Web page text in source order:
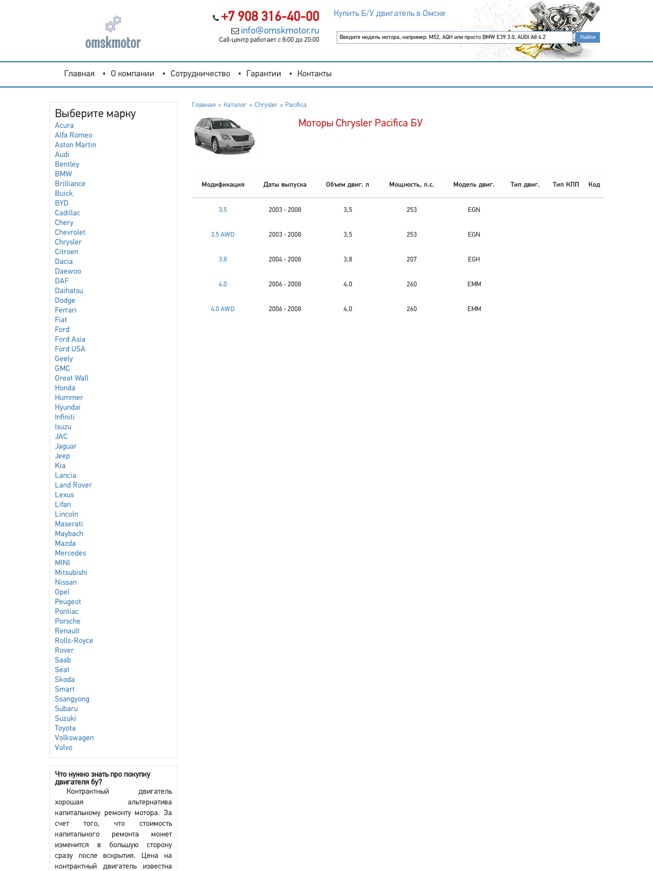
+7 908 316-40-00
info@omskmotor.ru
Call-центр работает с 8:00 до 20:00
Купить Б/У двигатель в Омске
Главная О компании Сотрудничество Гарантии Контакты
Выберите марку
Acura
Alfa Romeo
Aston Martin
Audi
Bentley
BMW
Brilliance
Buick
BYD
Cadillac
Chery
Chevrolet
Chrysler
Citroen
Dacia
Daewoo
DAF
Daihatsu
Dodge
Ferrari
Fiat
Ford
Ford Asia
Ford USA
Geely
GMC
Great Wall
Honda
Hummer
Hyundai
Infiniti
Isuzu
JAC
Jaguar
Jeep
Kia
Lancia
Land Rover
Lexus
Lifan
Lincoln
Maserati
Maybach
Mazda
Mercedes
MINI
Mitsubishi
Nissan
Opel
Peugeot
Pontiac
Porsche
Renault
Rolls-Royce
Rover
Saab
Seat
Skoda
Smart
Ssangyong
Subaru
Suzuki
Toyota
Volkswagen
Volvo
Что нужно знать про покупку
двигателя бу?
Контрактный двигатель
хорошая альтернатива
капитальному ремонту мотора. За
счет того, что стоимость
капитального ремонта может
изменится в большую сторону
сразу после вскрытия. Цена на
контрактный двигатель известна
Главная Каталог Chrysler Pacifica
Моторы Chrysler Pacifica БУ
Модификация Даты выпуска Объем двиг. л Мощность, л.с. Модель двиг. Тип двиг. Тип КПП Код
3.5 2003 - 2008 3,5 253 EGN
3.5 AWD 2003 - 2008 3,5 253 EGN
3.8 2004 - 2008 3,8 207 EGH
4.0 2006 - 2008 4,0 260 EMM
4.0 AWD 2006 - 2008 4,0 260 EMM